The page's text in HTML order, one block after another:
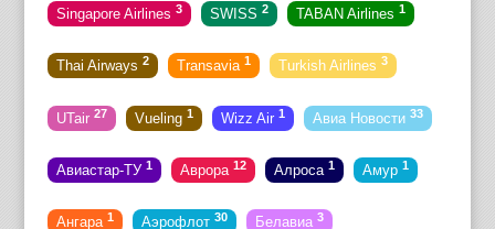
Singapore Airlines 3 SWISS 2 TABAN Airlines 1
Thai Airways 2 Transavia 1 Turkish Airlines 3
UTair 27 Vueling 1 Wizz Air 1 Авиа Новости 33
Авиастар-ТУ 1 Аврора 12 Алроса 1 Амур 1
Ангара 1 Аэрофлот 30 Белавиа 3